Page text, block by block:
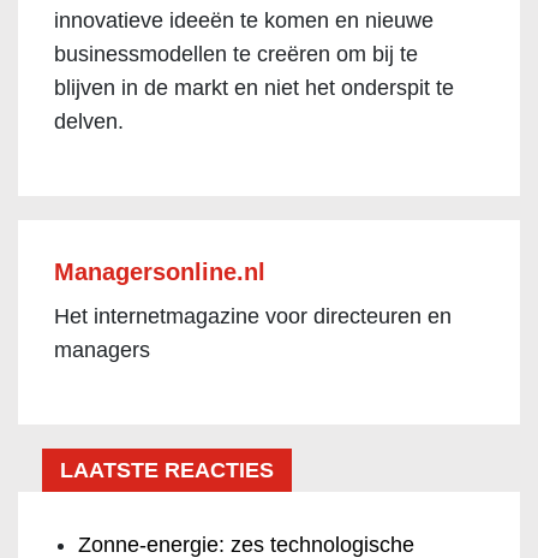
innovatieve ideeën te komen en nieuwe
businessmodellen te creëren om bij te
blijven in de markt en niet het onderspit te
delven.
Managersonline.nl
Het internetmagazine voor directeuren en
managers
LAATSTE REACTIES
Zonne-energie: zes technologische